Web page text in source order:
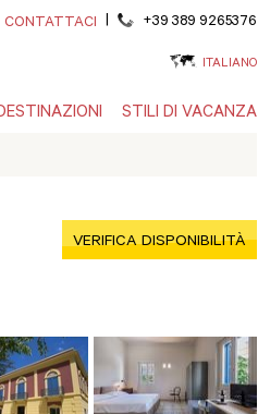
CONTATTACI | +39 389 9265376
ITALIANO
STILI DI VACANZA
VERIFICA DISPONIBILITÀ